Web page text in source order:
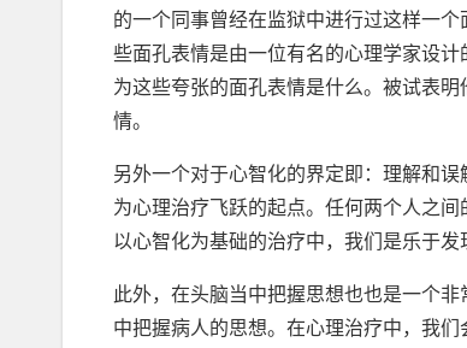
的一个同事曾经在监狱中进行过这样一
些面孔表情是由一位有名的心理学家设
为这些夸张的面孔表情是什么。被试表
情。
另外一个对于心智化的界定即：理解和
为心理治疗飞跃的起点。任何两个人之
以心智化为基础的治疗中，我们是乐于发
此外，在头脑当中把握思想也也是一个
中把握病人的思想。在心理治疗中，我